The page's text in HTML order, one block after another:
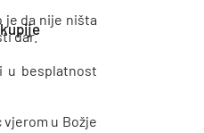
je da nije ništa
dar.
u besplatnost
vjerom u Božje